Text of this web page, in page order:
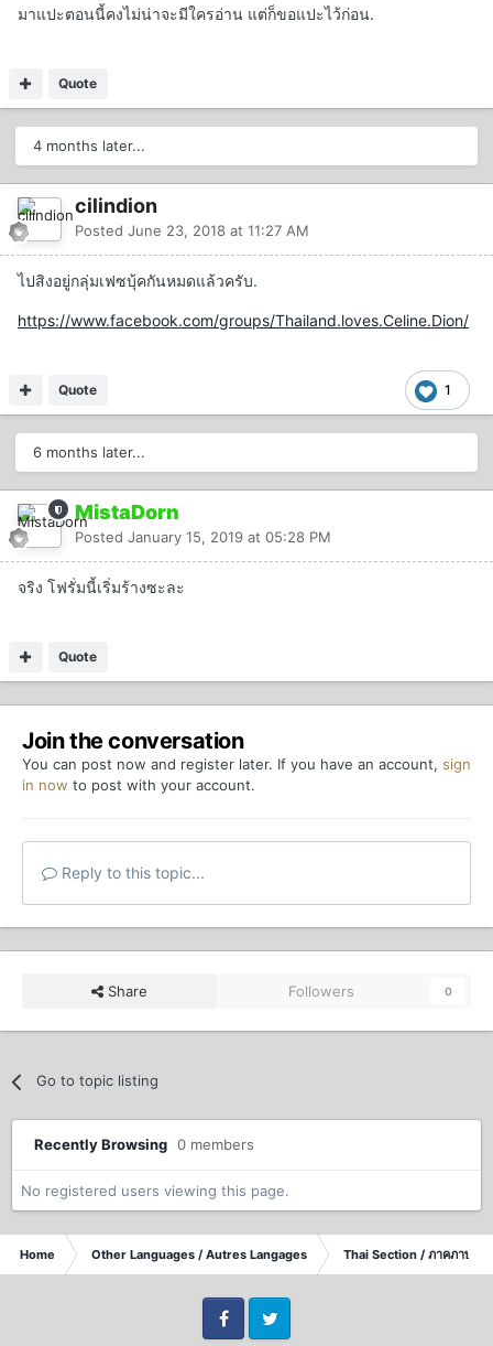
มาแปะตอนนี้คงไม่น่าจะมีใครอ่าน แต่ก็ขอแปะไว้ก่อน.
Quote
4 months later...
cilindion
Posted June 23, 2018 at 11:27 AM
ไปสิงอยู่กลุ่มเฟซบุ้คกันหมดแล้วครับ.
https://www.facebook.com/groups/Thailand.loves.Celine.Dion/
1
Quote
6 months later...
MistaDorn
Posted January 15, 2019 at 05:28 PM
จริง โฟรั่มนี้เริ่มร้างซะละ
Quote
Join the conversation
You can post now and register later. If you have an account, sign
in now to post with your account.
Reply to this topic...
Share Followers 0
Go to topic listing
Recently Browsing 0 members
No registered users viewing this page.
Home Other Languages / Autres Langages Thai Section / ภาคภาษาไ
FacebookTwitter